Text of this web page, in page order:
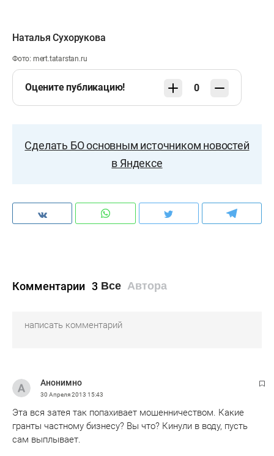
Наталья Сухорукова
Фото: mert.tatarstan.ru
Оцените публикацию! 0
Сделать БО основным источником новостей
в Яндексе
Комментарии 3 Все Автора
Анонимно
30 Апреля 2013 15:43
Эта вся затея так попахивает мошенничеством. Какие
гранты частному бизнесу? Вы что? Кинули в воду, пусть
сам выплывает.